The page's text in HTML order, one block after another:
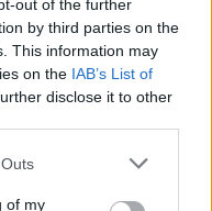
out of the further
by third parties on the
This information may
on the IAB’s List of
disclose it to other
one or more Google
You may click to
of my
szinten
az